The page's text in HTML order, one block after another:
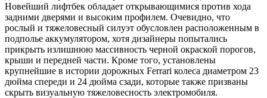
Новейший лифтбек обладает открывающимися против хода
задними дверями и высоким профилем. Очевидно, что
рослый и тяжеловесный силуэт обусловлен расположенным в
подполье аккумулятором, хотя дизайнеры попытались
прикрыть излишнюю массивность черной окраской порогов,
крыши и передней части. Кроме того, установлены
крупнейшие в истории дорожных Ferrari колеса диаметром 23
дюйма спереди и 24 дюйма сзади, которые также призваны
скрыть визуальную тяжеловесность электромобиля.